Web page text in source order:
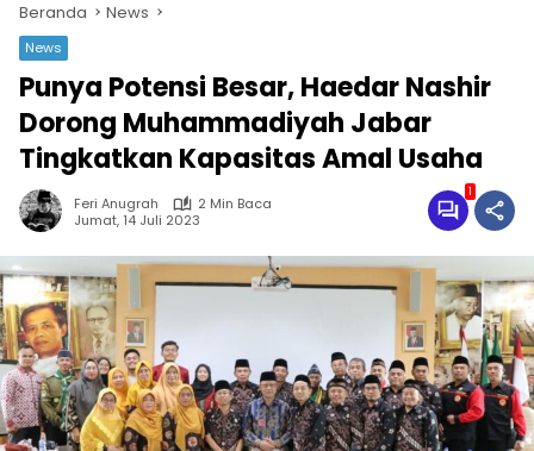
Beranda News
News
Punya Potensi Besar, Haedar Nashir
Dorong Muhammadiyah Jabar
Tingkatkan Kapasitas Amal Usaha
Feri Anugrah
2 Min Baca
Jumat, 14 Juli 2023
1